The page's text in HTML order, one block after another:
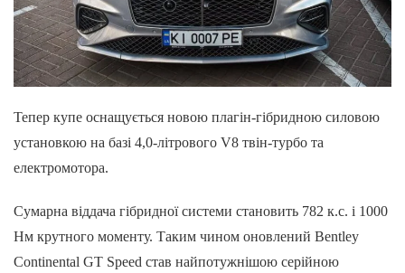
Тепер купе оснащується новою плагін-гібридною силовою
установкою на базі 4,0-літрового V8 твін-турбо та
електромотора.
Сумарна віддача гібридної системи становить 782 к.с. і 1000
Нм крутного моменту. Таким чином оновлений Bentley
Continental GT Speed став найпотужнішою серійною